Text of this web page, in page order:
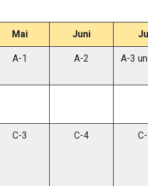
Mai Juni
A-1 A-2 A-3
C-3 C-4